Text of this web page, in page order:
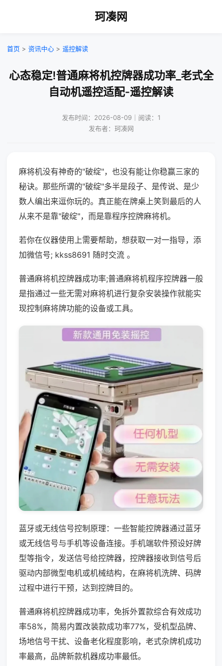
珂凑网
首页 > 资讯中心 > 遥控解读
心态稳定!普通麻将机控牌器成功率_老式全
自动机遥控适配-遥控解读
发布时间：2026-08-09｜阅读：1
发布者：珂凑网
麻将机没有神奇的"破绽"，也没有能让你稳赢三家的
秘诀。那些所谓的"破绽"多半是段子、是传说、是少
数人编出来逗你玩的。真正能在牌桌上笑到最后的人
从来不是靠"破绽"，而是靠程序控牌麻将机。
若你在仪器使用上需要帮助，想获取一对一指导，添
加微信号; kkss8691 随时交流 。
普通麻将机控牌器成功率;普通麻将机程序控牌器一般
是指通过一些无需对麻将机进行复杂安装操作就能实
现控制麻将牌功能的设备或工具。
蓝牙或无线信号控制原理：一些智能控牌器通过蓝牙
或无线信号与手机等设备连接。手机端软件预设好牌
型等指令，发送信号给控牌器，控牌器接收到信号后
驱动内部微型电机或机械结构，在麻将机洗牌、码牌
过程中进行干预，达到控牌目的。
普通麻将机控牌器成功率，免拆外置款综合有效成功
率58%，简易内置改装款成功率77%，受机型品牌、
场地信号干扰、设备老化程度影响，老式杂牌机成功
率最高，品牌新款机器成功率最低。